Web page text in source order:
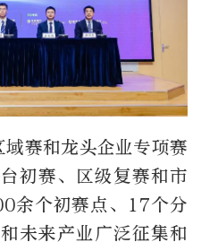
赛和龙头企业专项赛
初赛、区级复赛和市
余个初赛点、17个分
未来产业广泛征集和